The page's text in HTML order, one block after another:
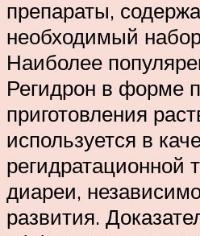
препараты,
необходимый
Наиболее
Регидрон в форме
приготовления
используется в
регидратационной
диареи,
развития.